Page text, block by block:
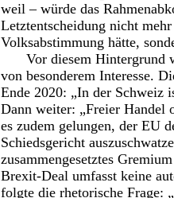
weil – würde das
Letztentscheidung nicht
Volksabstimmung hätte,
Vor diesem Hintergrund
von besonderem Interesse.
Ende 2020: „In der Schweiz
Dann weiter: „Freier
es zudem gelungen, der EU
Schiedsgericht
zusammengesetztes
Brexit-Deal umfasst keine
folgte die rhetorische Frage: